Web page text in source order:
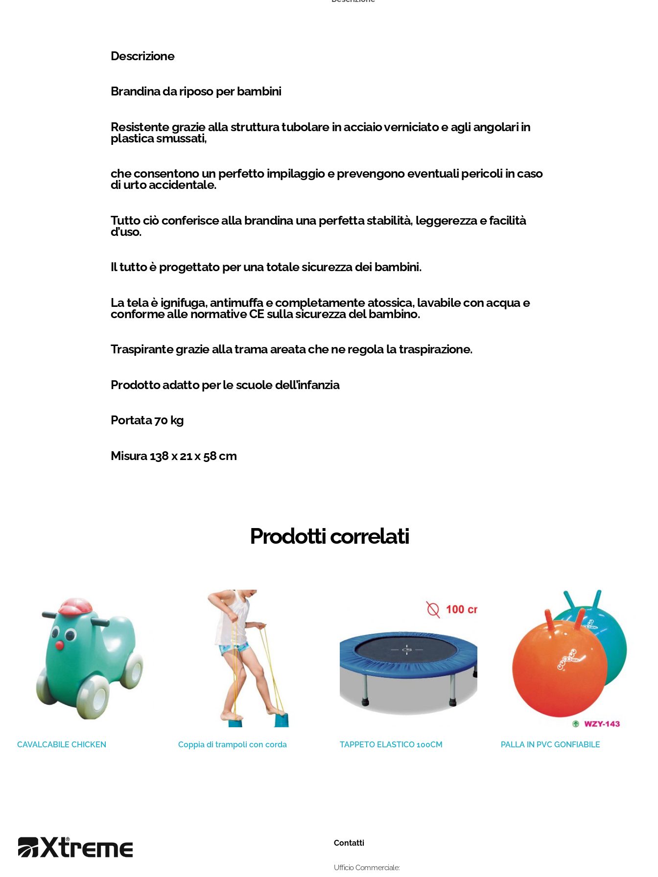
Descrizione
Brandina da riposo per bambini
Resistente grazie alla struttura tubolare in acciaio verniciato e agli angolari in
plastica smussati,
che consentono un perfetto impilaggio e prevengono eventuali pericoli in caso
di urto accidentale.
Tutto ciò conferisce alla brandina una perfetta stabilità, leggerezza e facilità
d’uso.
Il tutto è progettato per una totale sicurezza dei bambini.
La tela è ignifuga, antimuffa e completamente atossica, lavabile con acqua e
conforme alle normative CE sulla sicurezza del bambino.
Traspirante grazie alla trama areata che ne regola la traspirazione.
Prodotto adatto per le scuole dell’infanzia
Portata 70 kg
Misura 138 x 21 x 58 cm
Prodotti correlati
CAVALCABILE CHICKEN Coppia di trampoli con corda TAPPETO ELASTICO 100CM PALLA IN PVC GONFIABILE
Contatti
Ufficio Commerciale: